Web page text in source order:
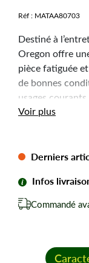
Réf : MATAA80703
Destiné à
Oregon offre
pièce fatiguée
de bonnes
usages
de bois.
Pas de la
Nombre de
Voir plus
Derniers
Infos
Commandé